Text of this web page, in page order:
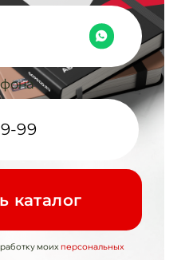
каталог
моих персональных